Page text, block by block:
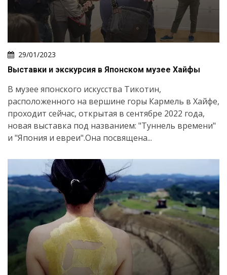
29/01/2023
Выставки и экскурсия в Японском музее Хайфы
В музее японского искусства Тикотин,
расположенного на вершине горы Кармель в Хайфе,
проходит сейчас, открытая в сентябре 2022 года,
новая выставка под названием: "Туннель времени"
и "Япония и евреи".Она посвящена...